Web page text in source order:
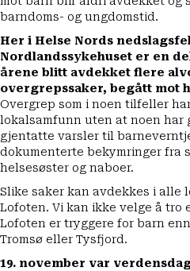
barndoms- og ungdomstid.
Her i Helse Nords
Nordlandssykehuset er en
årene blitt avdekket flere
overgrepssaker, begått mot
Overgrep som i noen tilfeller
lokalsamfunn uten at noen har
gjentatte varsler til
dokumenterte bekymringer fra
helsesøster og naboer.
Slike saker kan avdekkes i alle
Lofoten. Vi kan ikke velge å tro
Lofoten er tryggere for barn
Tromsø eller Tysfjord.
19. november var